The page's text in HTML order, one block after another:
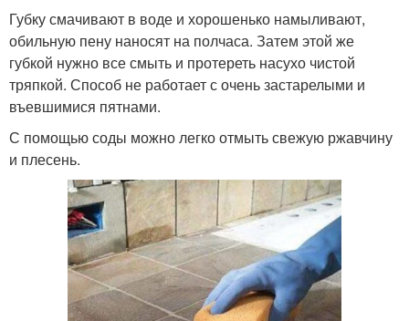
Губку смачивают в воде и хорошенько намыливают,
обильную пену наносят на полчаса. Затем этой же
губкой нужно все смыть и протереть насухо чистой
тряпкой. Способ не работает с очень застарелыми и
въевшимися пятнами.
С помощью соды можно легко отмыть свежую ржавчину
и плесень.